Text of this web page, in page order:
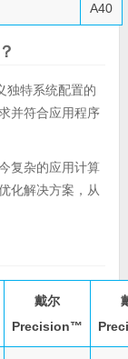
A40
独特系统配置的
并符合应用程序
复杂的应用计算
化解决方案，从
戴尔
Precision™